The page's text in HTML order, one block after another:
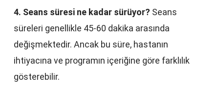
4. Seans süresi ne kadar sürüyor? Seans
süreleri genellikle 45-60 dakika arasında
değişmektedir. Ancak bu süre, hastanın
ihtiyacına ve programın içeriğine göre farklılık
gösterebilir.